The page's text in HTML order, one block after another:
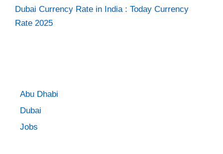
Dubai Currency Rate in India : Today Currency
Rate 2025
Abu Dhabi
Dubai
Jobs